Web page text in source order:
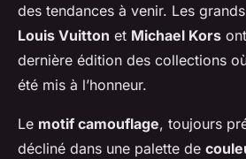
des tendances à venir. Les
Louis Vuitton et Michael Kors
dernière édition des collections
été mis à l’honneur.
Le motif camouflage, toujours
décliné dans une palette de